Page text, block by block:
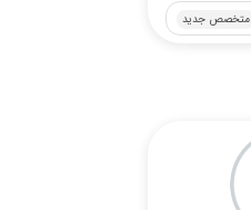
متخصص جدید